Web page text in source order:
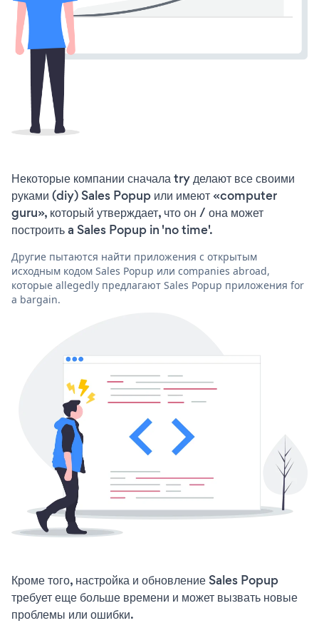
Некоторые компании сначала try делают все своими
руками (diy) Sales Popup или имеют «computer
guru», который утверждает, что он / она может
построить a Sales Popup in 'no time'.
Другие пытаются найти приложения с открытым
исходным кодом Sales Popup или companies abroad,
которые allegedly предлагают Sales Popup приложения for
a bargain.
Кроме того, настройка и обновление Sales Popup
требует еще больше времени и может вызвать новые
проблемы или ошибки.